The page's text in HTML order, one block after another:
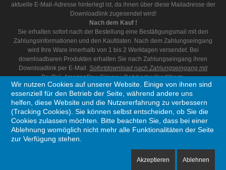
aktuelle E-Mail-Adresse hinterlegt ist, da ihnen über diese Mailadresse der
Downloadlink zugesendet wird!
Nach dem Kauf !
Sie erhalten sofort nach der Bestellung eine Bestätigungsmail mit den
Zahlungsinformationen und den Kaufdaten. Nach dem Zahlungseingang
wird Ihre Ware innerhalb von 1 bis 2 Werktagen versendet. Bei
downloadbaren Produkten erhalten Sie nach Zahlungseingang ihren
Downloadlink per E-Mail. Sofortdownload nach Zahlungseingang mit
PayPal, AmazonPay, Giropay, Debit oder Kreditkarte.
Copyright © 1995 - 2026 Thomas Selendt Musikproduktion. Alle Rechte vorbehalten
Wir nutzen Cookies auf unserer Website. Einige von ihnen sind
essenziell für den Betrieb der Seite, während andere uns
helfen, diese Website und die Nutzererfahrung zu verbessern
(Tracking Cookies). Sie können selbst entscheiden, ob Sie die
Cookies zulassen möchten. Bitte beachten Sie, dass bei einer
Ablehnung womöglich nicht mehr alle Funktionalitäten der Seite
zur Verfügung stehen.
Akzeptieren Ablehnen